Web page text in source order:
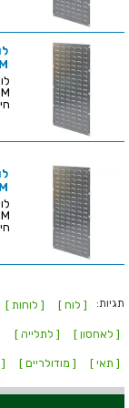
תגיות: [ לוח ] [ לוחות ]
[ לאחסון ] [ לתלייה ]
[ תאי ] [ מודולריים ] [ VPK04YE ]